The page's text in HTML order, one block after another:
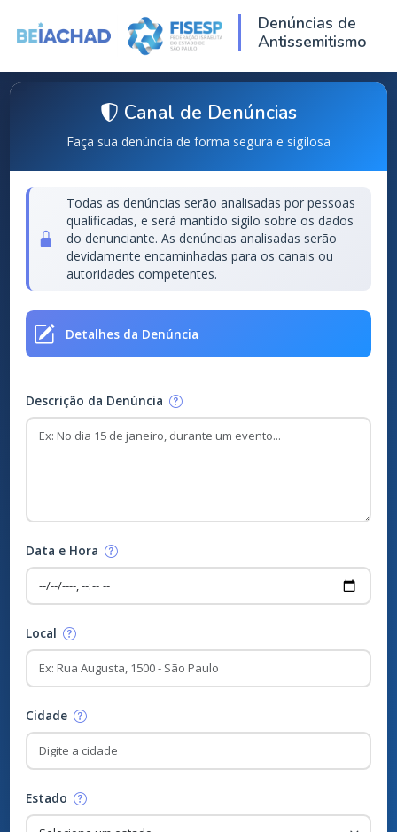
Denúncias de
Antissemitismo
Canal de Denúncias
Todas as denúncias serão analisadas por
qualificadas, e será mantido sigilo sobre os
do denunciante. As denúncias analisadas serão
autoridades competentes.
Detalhes da Denúncia
Data e Hora
Local